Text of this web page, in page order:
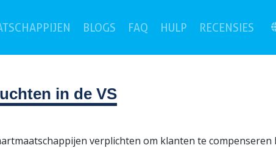
BLOGS FAQ(current)
HULP RECENSIES
in de VS
verplichten om klanten te compenseren